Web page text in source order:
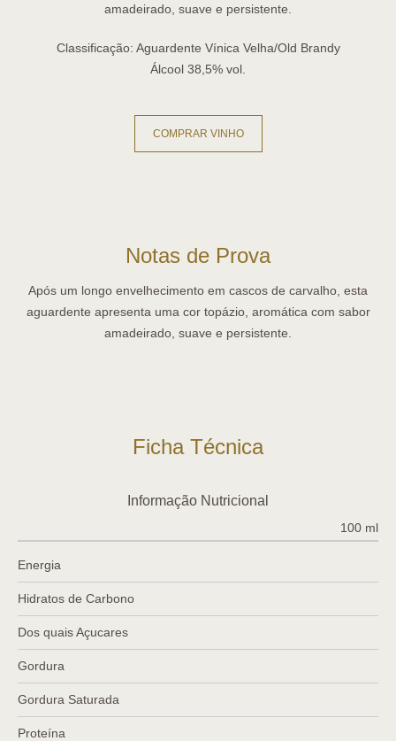
amadeirado, suave e persistente.
Classificação: Aguardente Vínica Velha/Old Brandy
Álcool 38,5% vol.
COMPRAR VINHO
Notas de Prova
Após um longo envelhecimento em cascos de carvalho, esta
aguardente apresenta uma cor topázio, aromática com sabor
amadeirado, suave e persistente.
Ficha Técnica
Informação Nutricional
100 ml
Energia
Hidratos de Carbono
Dos quais Açucares
Gordura
Gordura Saturada
Proteína